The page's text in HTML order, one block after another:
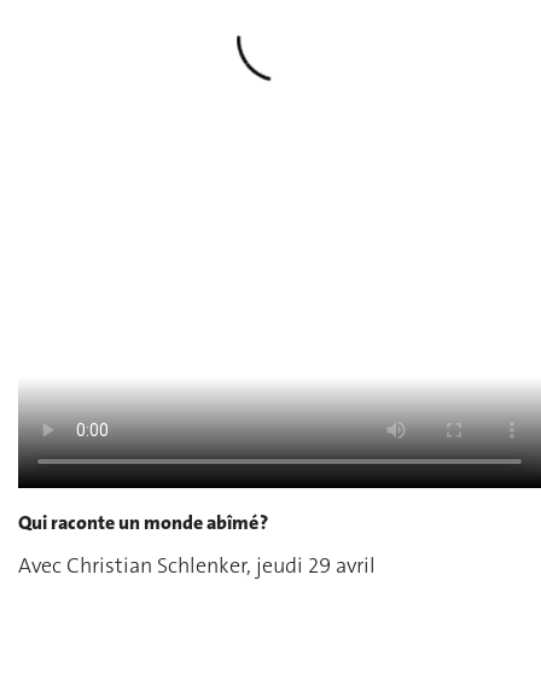
Qui raconte un monde abîmé ?
Avec Christian Schlenker, jeudi 29 avril